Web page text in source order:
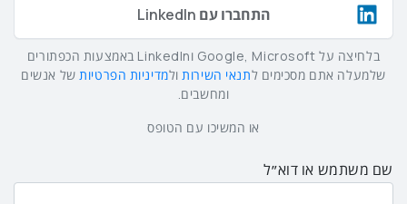
התחברו עם LinkedIn
בלחיצה על Google, Microsoft וLinkedIn באמצעות הכפתורים
שלמעלה אתם מסכימים לתנאי השירותולמדיניות הפרטיותשל אנשים
ומחשבים.
או המשיכו עם הטופס
שם משתמש או דוא״ל